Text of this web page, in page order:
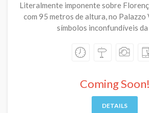
Literalmente imponente sobre
com 95 metros de altura, no Palazzo
símbolos inconfundíveis da
Coming Soon!
DETAILS